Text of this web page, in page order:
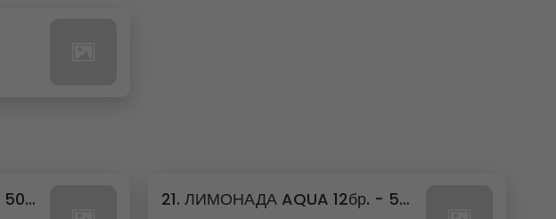
20. ГАЗИРАНА ВОДА 12бр. - 500мл 21. ЛИМОНАДА AQUA 12бр. - 500мл